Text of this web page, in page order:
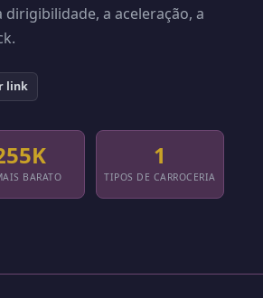
dirigibilidade, a aceleração, a
link
BARATO
1
TIPOS DE CARROCERIA